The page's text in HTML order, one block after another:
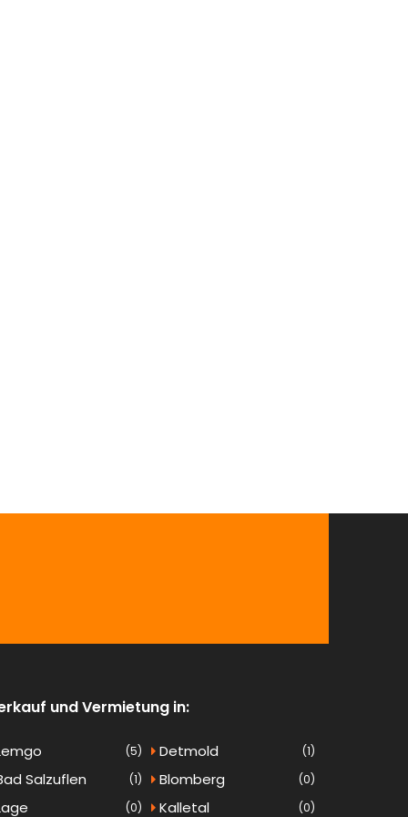
und Vermietung in:
(5) Detmold (1)
Salzuflen (1) Blomberg (0)
(0) Kalletal (0)